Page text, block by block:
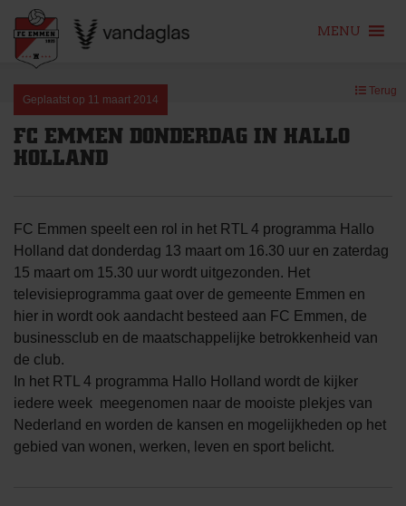
content
MENU
Geplaatst op 11 maart 2014
Terug
FC EMMEN DONDERDAG IN HALLO
HOLLAND
FC Emmen speelt een rol in het RTL 4 programma Hallo
Holland dat donderdag 13 maart om 16.30 uur en zaterdag
15 maart om 15.30 uur wordt uitgezonden. Het
televisieprogramma gaat over de gemeente Emmen en
hier in wordt ook aandacht besteed aan FC Emmen, de
businessclub en de maatschappelijke betrokkenheid van
de club.
In het RTL 4 programma Hallo Holland wordt de kijker
iedere week meegenomen naar de mooiste plekjes van
Nederland en worden de kansen en mogelijkheden op het
gebied van wonen, werken, leven en sport belicht.